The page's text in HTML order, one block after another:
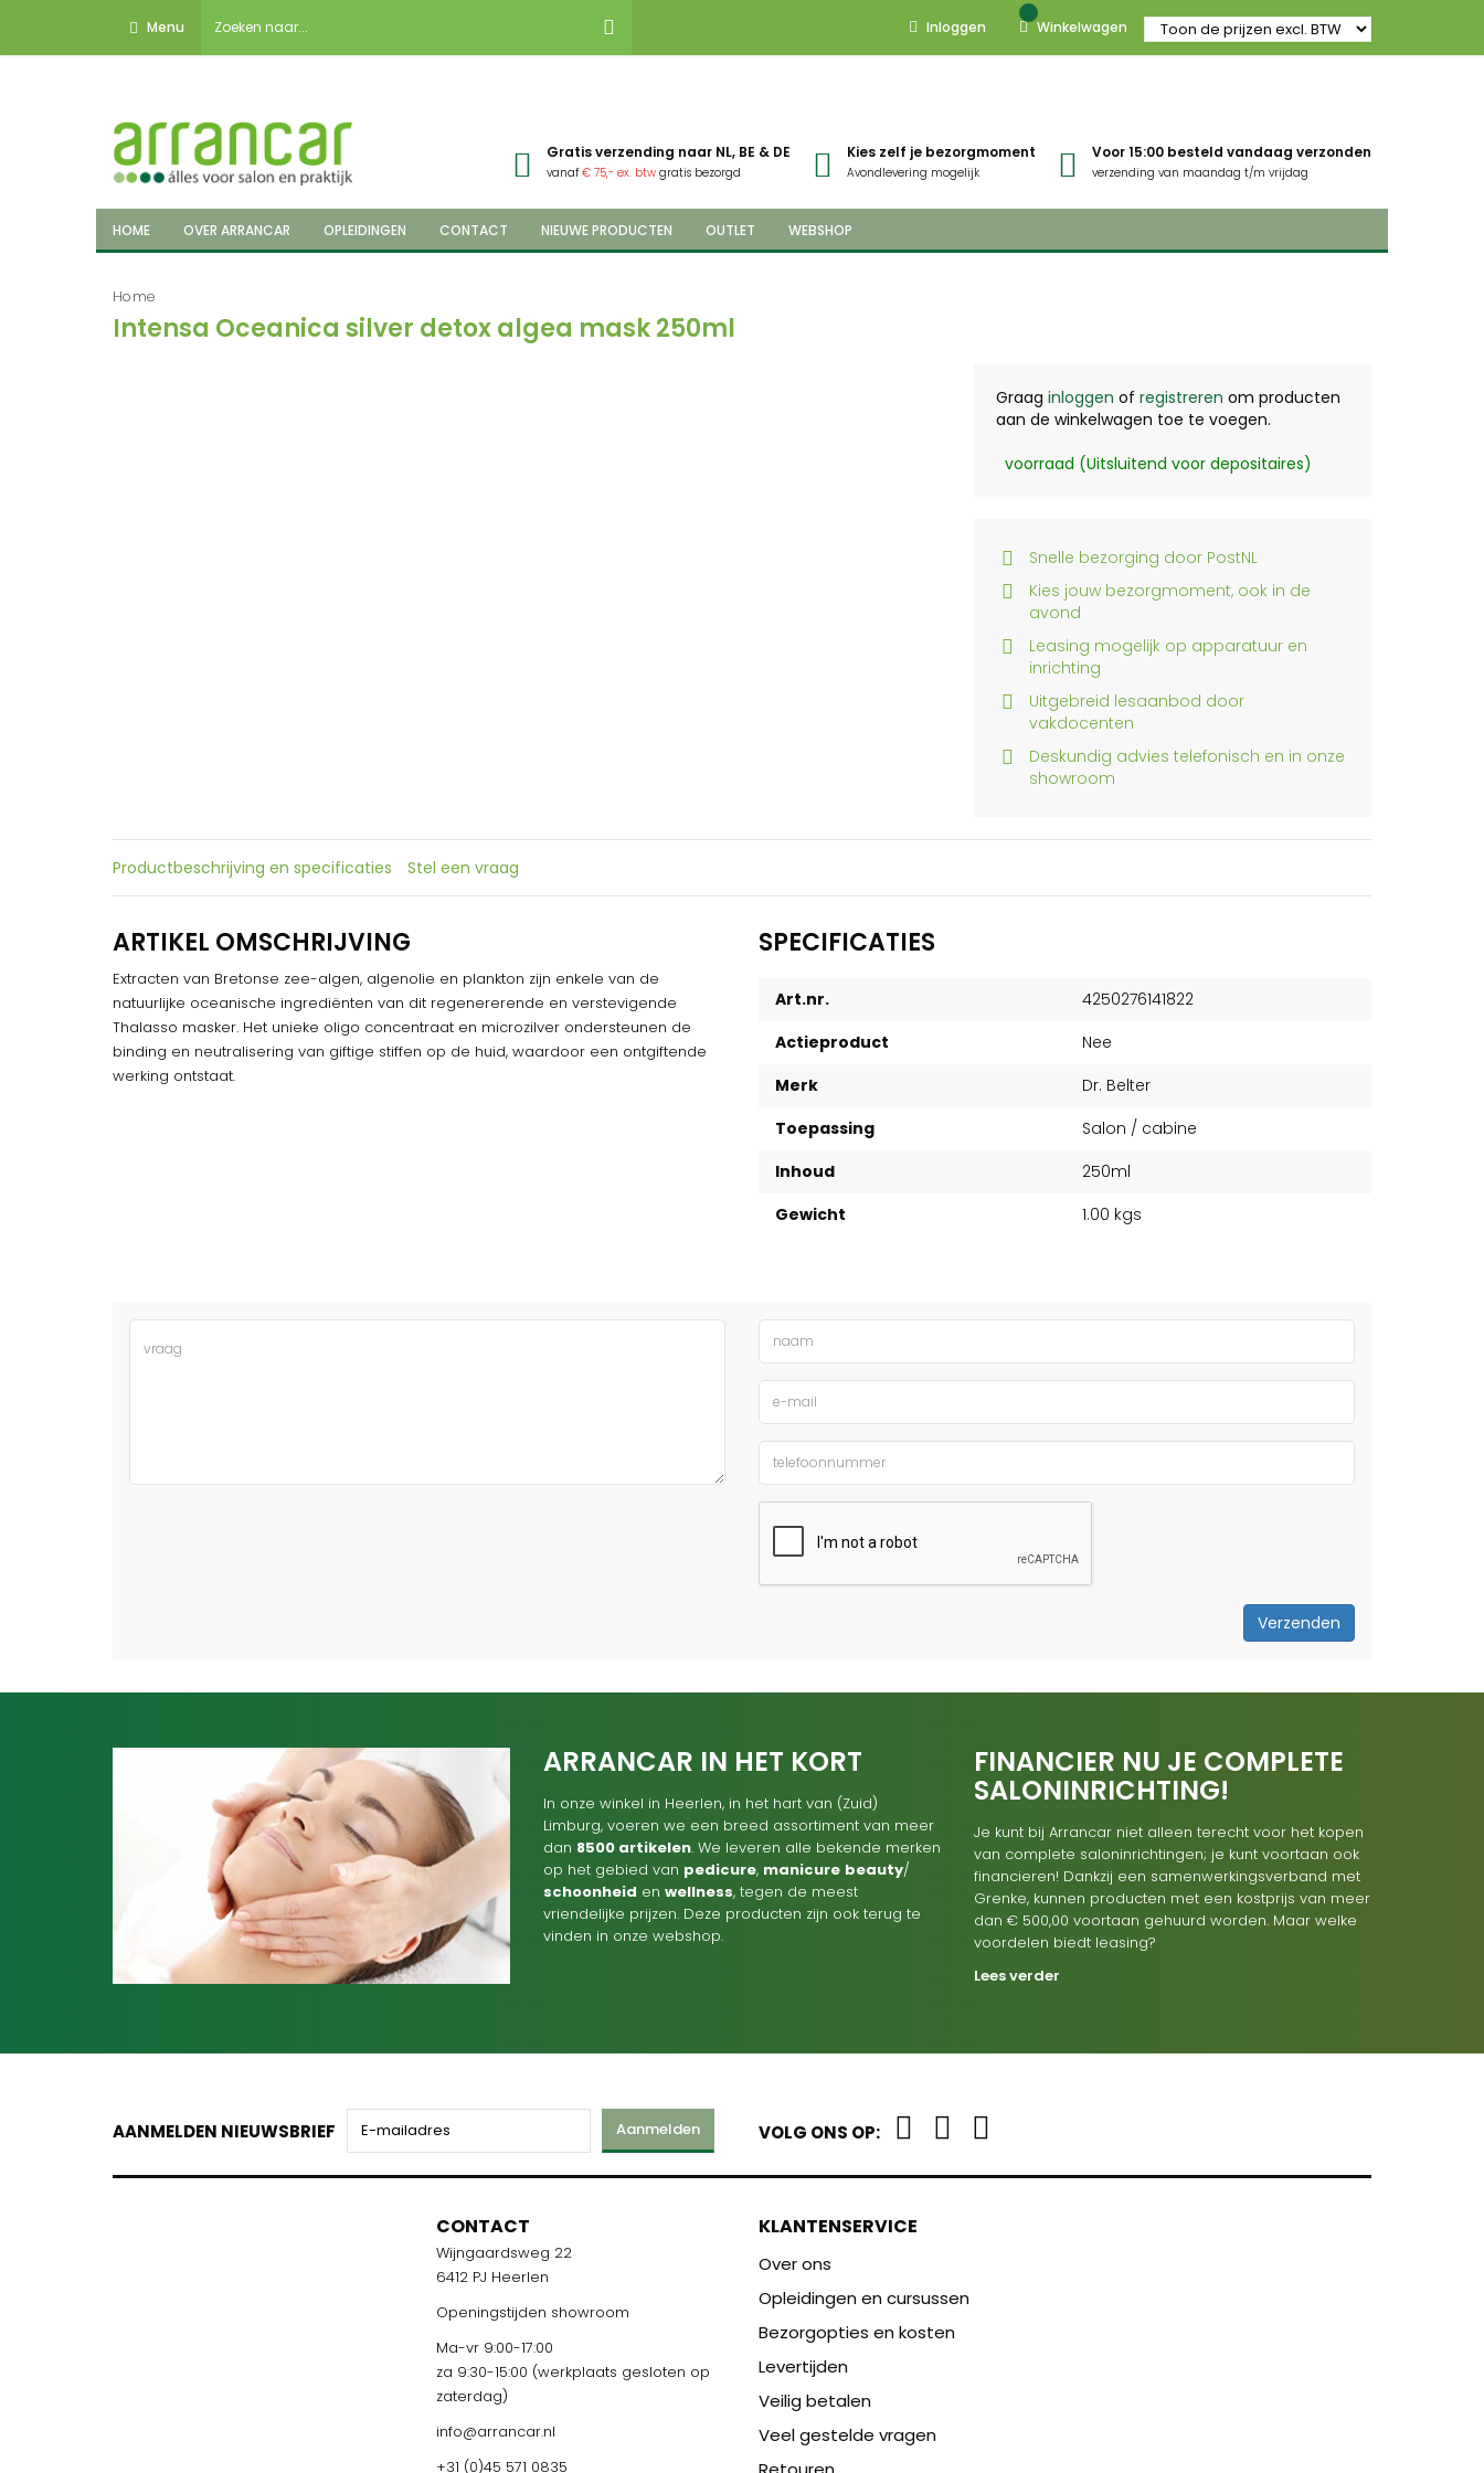
Menu Inloggen Winkelwagen
Gratis verzending naar NL, BE & DE
vanaf€ 75,- ex. btw gratis bezorgd
Kies zelf je bezorgmoment
Avondlevering mogelijk
Voor 15:00 besteld vandaag verzonden
verzending van maandag t/m vrijdag
HOME OVER ARRANCAR OPLEIDINGEN CONTACT NIEUWE PRODUCTEN OUTLET WEBSHOP
Home
Intensa Oceanica silver detox algea mask 250ml
Graag inloggen of registreren om producten
aan de winkelwagen toe te voegen.
voorraad (Uitsluitend voor depositaires)
Snelle bezorging door PostNL
Kies jouw bezorgmoment, ook in de
avond
Leasing mogelijk op apparatuur en
inrichting
Uitgebreid lesaanbod door
vakdocenten
Deskundig advies telefonisch en in onze
showroom
Productbeschrijving en specificaties Stel een vraag
ARTIKEL OMSCHRIJVING
Extracten van Bretonse zee-algen, algenolie en plankton zijn enkele van de
natuurlijke oceanische ingrediënten van dit regenererende en verstevigende
Thalasso masker. Het unieke oligo concentraat en microzilver ondersteunen de
binding en neutralisering van giftige stiffen op de huid, waardoor een ontgiftende
werking ontstaat.
SPECIFICATIES
Art.nr.
4250276141822
Actieproduct
Nee
Merk
Dr. Belter
Toepassing
Salon / cabine
Inhoud
250ml
Gewicht
1.00 kgs
Verzenden
ARRANCAR IN HET KORT
In onze winkel in Heerlen, in het hart van (Zuid)
Limburg, voeren we een breed assortiment van meer
dan 8500 artikelen. We leveren alle bekende merken
op het gebied van pedicure, manicure beauty/
schoonheid en wellness, tegen de meest
vriendelijke prijzen. Deze producten zijn ook terug te
vinden in onze webshop.
FINANCIER NU JE COMPLETE
SALONINRICHTING!
Je kunt bij Arrancar niet alleen terecht voor het kopen
van complete saloninrichtingen; je kunt voortaan ook
financieren! Dankzij een samenwerkingsverband met
Grenke, kunnen producten met een kostprijs van meer
dan € 500,00 voortaan gehuurd worden. Maar welke
voordelen biedt leasing?
Lees verder
AANMELDEN NIEUWSBRIEF Aanmelden VOLG ONS OP:
CONTACT
Wijngaardsweg 22
6412 PJ Heerlen
Openingstijden showroom
Ma-vr 9:00-17:00
za 9:30-15:00 (werkplaats gesloten op
zaterdag)
info@arrancar.nl
+31 (0)45 571 0835
KLANTENSERVICE
Over ons
Opleidingen en cursussen
Bezorgopties en kosten
Levertijden
Veilig betalen
Veel gestelde vragen